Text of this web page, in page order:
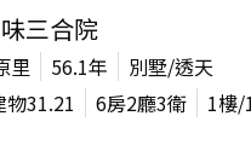
三合院
里 56.1年
別墅/透天
物31.21 6房2廳3衛 1樓/